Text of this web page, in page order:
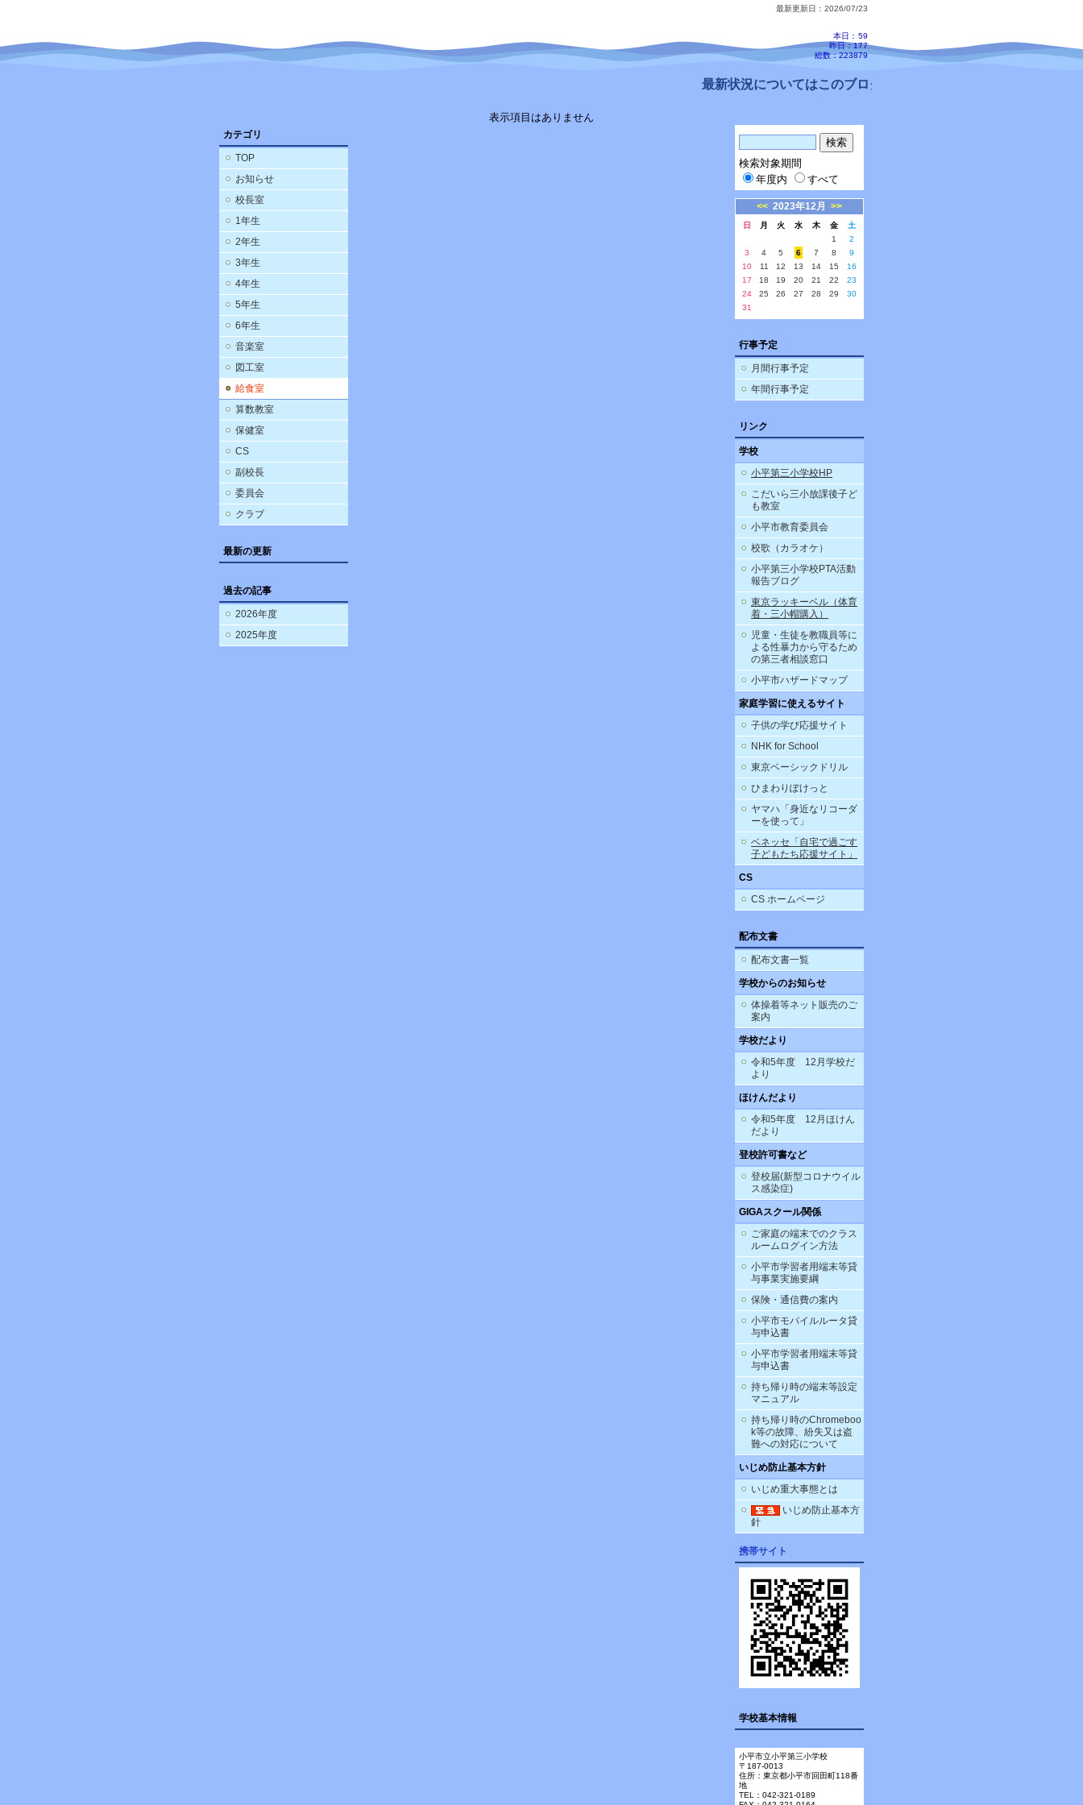
最新更新日：2026/07/23
本日： 59
昨日：177
総数：223879
最新状況についてはこのブログ、配信メールをご確認ください。
カテゴリ
TOP
お知らせ
校長室
1年生
2年生
3年生
4年生
5年生
6年生
音楽室
図工室
給食室
算数教室
保健室
CS
副校長
委員会
クラブ
最新の更新
過去の記事
2026年度
2025年度
表示項目はありません
検索対象期間
年度内
すべて
<< 2023年12月 >>
日 月 火 水 木 金
土
1
2
3
4 5 6 7 8
9
10
11 12 13 14 15
16
17
18 19 20 21 22
23
24
25 26 27 28 29
30
31
行事予定
月間行事予定
年間行事予定
リンク
学校
小平第三小学校HP
こだいら三小放課後子ど
も教室
小平市教育委員会
校歌（カラオケ）
小平第三小学校PTA活動
報告ブログ
東京ラッキーベル（体育
着・三小帽購入）
児童・生徒を教職員等に
よる性暴力から守るため
の第三者相談窓口
小平市ハザードマップ
家庭学習に使えるサイト
子供の学び応援サイト
NHK for School
東京ベーシックドリル
ひまわりぽけっと
ヤマハ「身近なリコーダ
ーを使って」
ベネッセ「自宅で過ごす
子どもたち応援サイト」
CS
CS ホームページ
配布文書
配布文書一覧
学校からのお知らせ
体操着等ネット販売のご
案内
学校だより
令和5年度 12月学校だ
より
ほけんだより
令和5年度 12月ほけん
だより
登校許可書など
登校届(新型コロナウイル
ス感染症)
GIGAスクール関係
ご家庭の端末でのクラス
ルームログイン方法
小平市学習者用端末等貸
与事業実施要綱
保険・通信費の案内
小平市モバイルルータ貸
与申込書
小平市学習者用端末等貸
与申込書
持ち帰り時の端末等設定
マニュアル
持ち帰り時のChromeboo
k等の故障、紛失又は盗
難への対応について
いじめ防止基本方針
いじめ重大事態とは
いじめ防止基本方
針
携帯サイト
学校基本情報
小平市立小平第三小学校
〒187-0013
住所：東京都小平市回田町118番
地
TEL：042-321-0189